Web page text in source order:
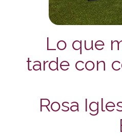
Lo que
tarde con
Rosa